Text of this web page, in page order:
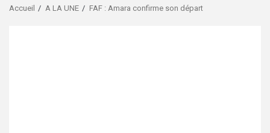
Accueil A LA UNE FAF : Amara confirme son départ